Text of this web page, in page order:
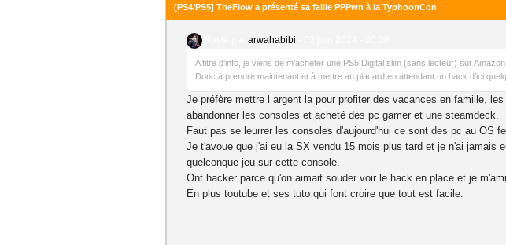
[PS4/PS5] TheFlow a présenté sa faille PPPwn à la TyphoonCon
arwahabibi
A titre d'info, je viens de m'acheter une PS5 Digital slim (sans lecteur) sur
Donc à prendre maintenant et à mettre au placard en attendant un hack d'ici
Je préfère mettre l argent la pour profiter des vacances en famille,
abandonner les consoles et acheté des pc gamer et une steamdeck.
Faut pas se leurrer les consoles d'aujourd'hui ce sont des pc au OS
Je t'avoue que j'ai eu la SX vendu 15 mois plus tard et je n'ai
quelconque jeu sur cette console.
Ont hacker parce qu'on aimait souder voir le hack en place et je
En plus toutube et ses tuto qui font croire que tout est facile.